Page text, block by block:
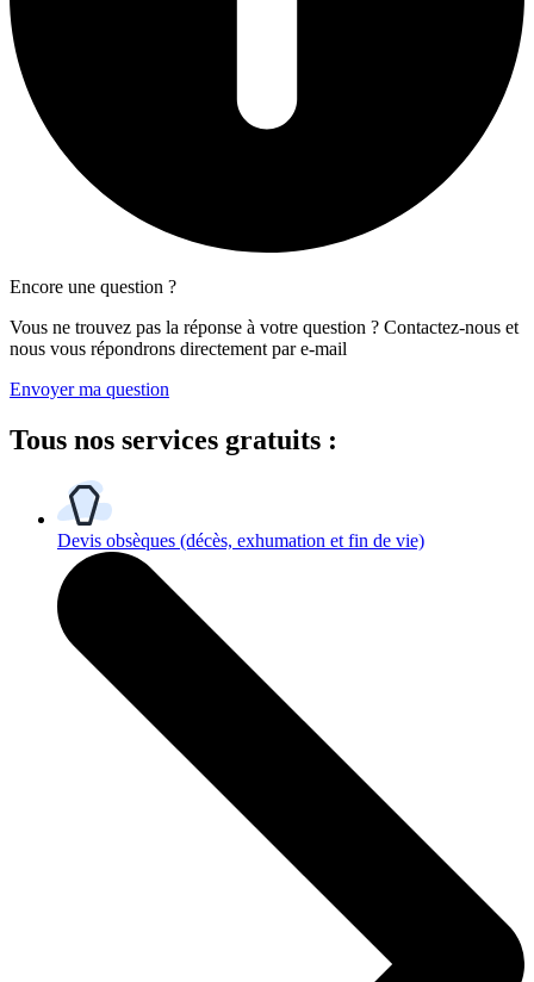
Encore une question ?
Vous ne trouvez pas la réponse à votre question ? Contactez-nous et
nous vous répondrons directement par e-mail
Envoyer ma question
Tous nos services gratuits :
Devis obsèques (décès, exhumation et fin de vie)